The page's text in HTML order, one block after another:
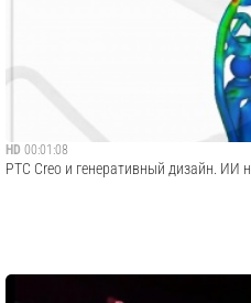
HD 00:01:08
PTC Creo и генеративный дизайн. ИИ